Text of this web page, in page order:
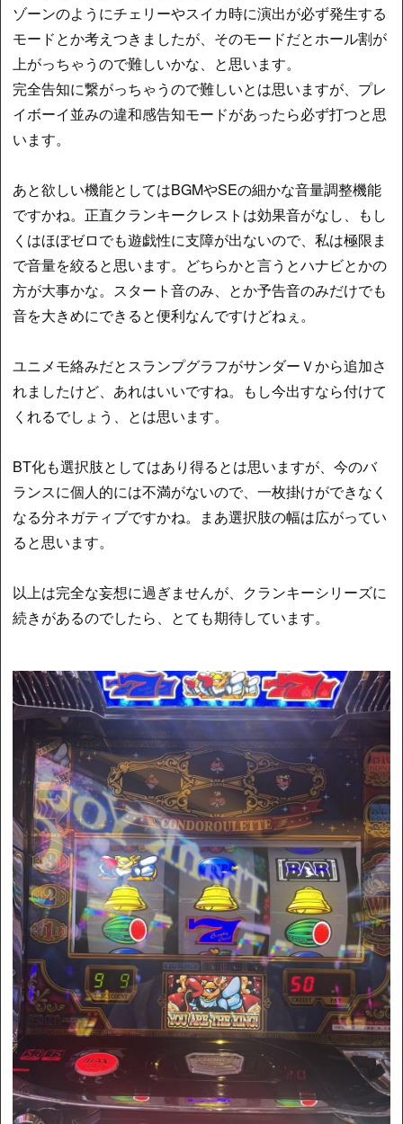
ゾーンのようにチェリーやスイカ時に演出が必ず発生する
モードとか考えつきましたが、そのモードだとホール割が
上がっちゃうので難しいかな、と思います。
完全告知に繋がっちゃうので難しいとは思いますが、プレ
イボーイ並みの違和感告知モードがあったら必ず打つと思
います。
あと欲しい機能としてはBGMやSEの細かな音量調整機能
ですかね。正直クランキークレストは効果音がなし、もし
くはほぼゼロでも遊戯性に支障が出ないので、私は極限ま
で音量を絞ると思います。どちらかと言うとハナビとかの
方が大事かな。スタート音のみ、とか予告音のみだけでも
音を大きめにできると便利なんですけどねぇ。
ユニメモ絡みだとスランプグラフがサンダーＶから追加さ
れましたけど、あれはいいですね。もし今出すなら付けて
くれるでしょう、とは思います。
BT化も選択肢としてはあり得るとは思いますが、今のバ
ランスに個人的には不満がないので、一枚掛けができなく
なる分ネガティブですかね。まあ選択肢の幅は広がってい
ると思います。
以上は完全な妄想に過ぎませんが、クランキーシリーズに
続きがあるのでしたら、とても期待しています。